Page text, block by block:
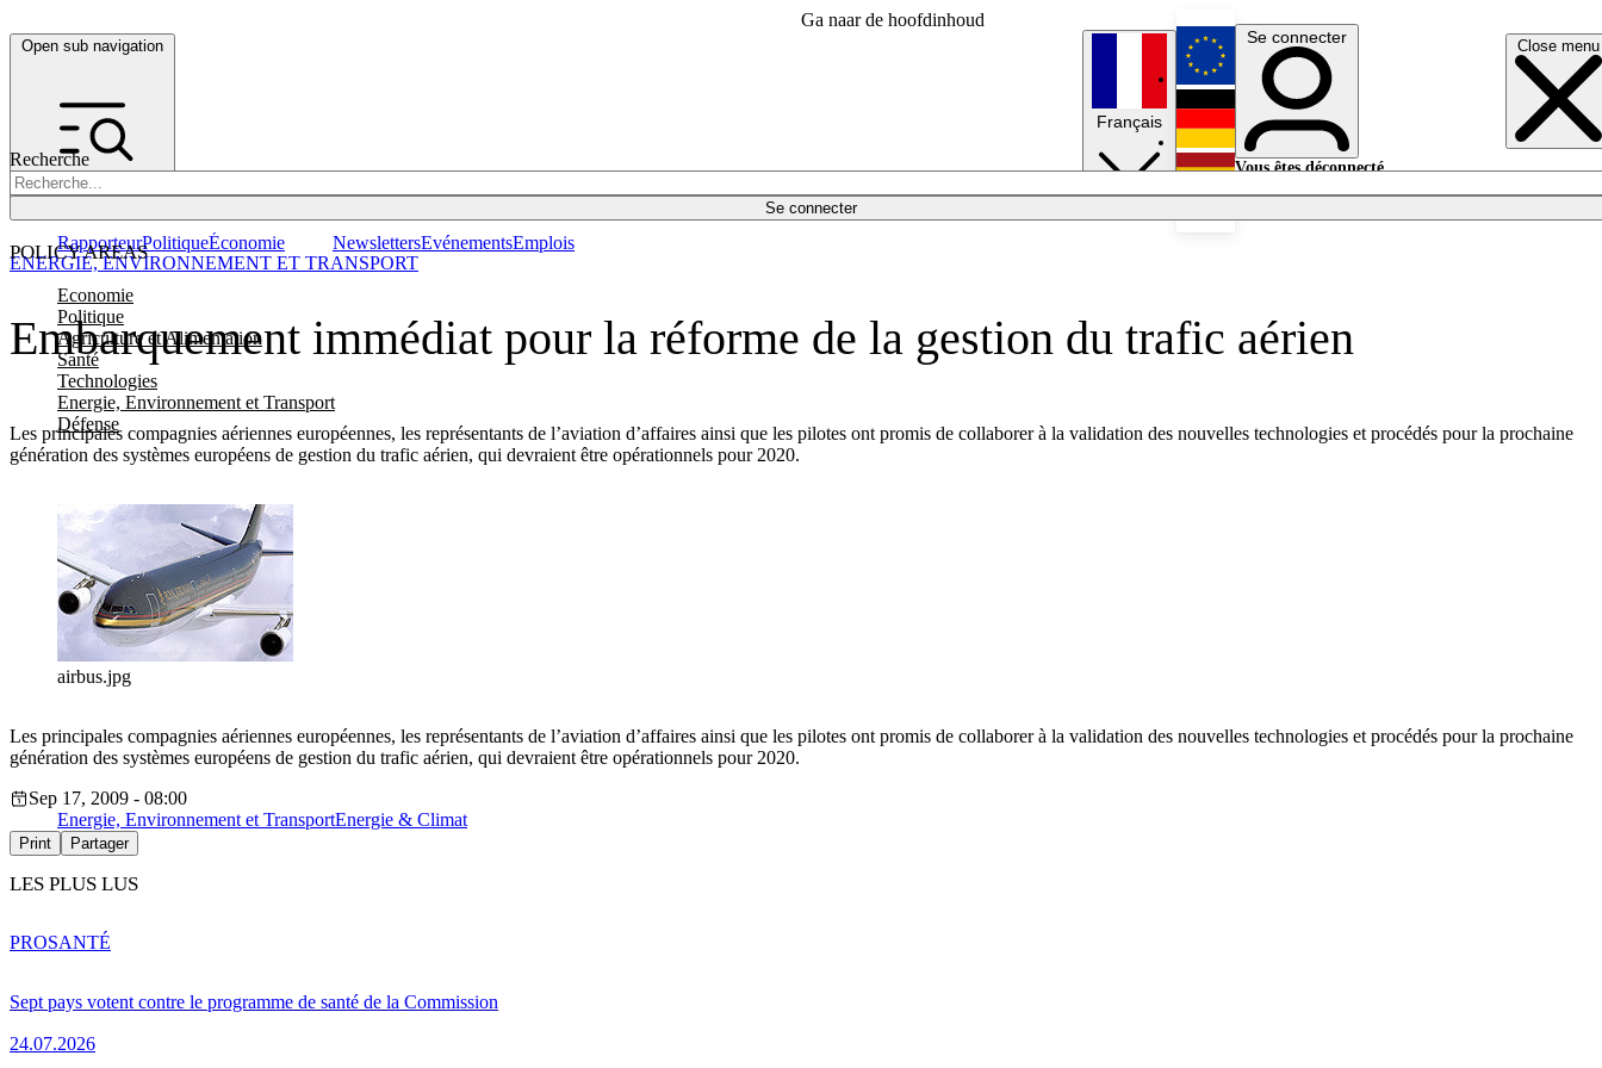
Ga naar de hoofdinhoud
Open sub navigation Close menu
Recherche
Se connecter
POLICY AREAS
Economie
Politique
Agriculture et Alimentation
Santé
Technologies
Energie, Environnement et Transport
Défense
RapporteurPolitiqueÉconomie NewslettersEvénementsEmplois
Français
English
Deutsch
Se connecter
Vous êtes déconnecté.
Embarquement immédiat pour la réforme de la gestion du trafic aérien
Les principales compagnies aériennes européennes, les représentants de l’aviation d’affaires ainsi que les pilotes ont promis de collaborer à la validation des nouvelles technologies et procédés pour la prochaine
génération des systèmes européens de gestion du trafic aérien, qui devraient être opérationnels pour 2020.
ENERGIE, ENVIRONNEMENT ET TRANSPORT
airbus.jpg
Les principales compagnies aériennes européennes, les représentants de l’aviation d’affaires ainsi que les pilotes ont promis de collaborer à la validation des nouvelles technologies et procédés pour la prochaine
génération des systèmes européens de gestion du trafic aérien, qui devraient être opérationnels pour 2020.
Sep 17, 2009 - 08:00
Energie, Environnement et TransportEnergie & Climat
Print Partager
LES PLUS LUS
Sept pays votent contre le programme de santé de la Commission
24.07.2026
PROSANTÉ